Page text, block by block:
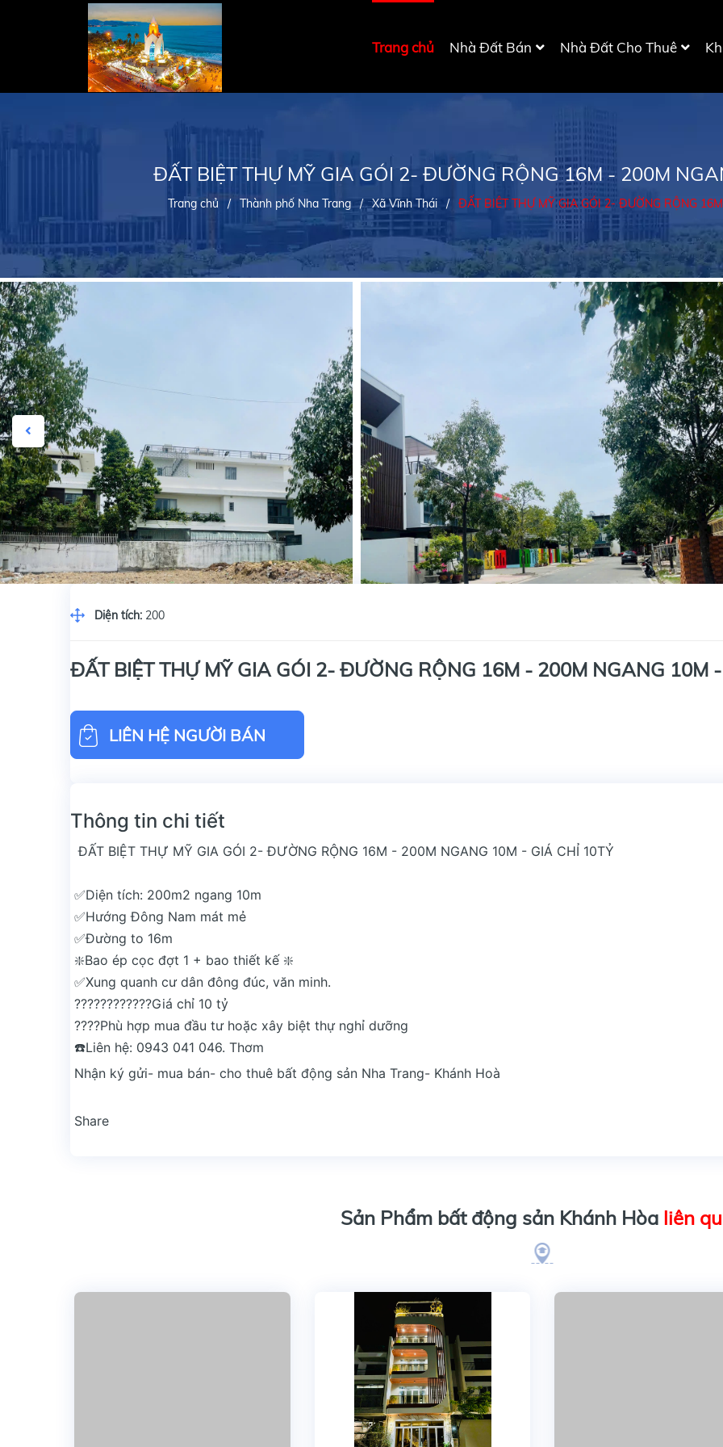
Trang chủ Nhà Đất Bán Nhà Đất Cho Thuê
ĐẤT BIỆT THỰ MỸ GIA GÓI 2- ĐƯỜNG RỘNG 16M - 200M
Trang chủ / Thành phố Nha Trang / Xã Vĩnh Thái / ĐẤT BIỆT THỰ MỸ GIA GÓI 2- ĐƯỜNG RỘNG
Diện tích: 200
ĐẤT BIỆT THỰ MỸ GIA GÓI 2- ĐƯỜNG RỘNG 16M - 200M NGANG 10M
LIÊN HỆ NGƯỜI BÁN
Thông tin chi tiết
ĐẤT BIỆT THỰ MỸ GIA GÓI 2- ĐƯỜNG RỘNG 16M - 200M NGANG 10M - GIÁ CHỈ 10TỶ
✅Diện tích: 200m2 ngang 10m
✅Hướng Đông Nam mát mẻ
✅Đường to 16m
❇️Bao ép cọc đợt 1 + bao thiết kế ❇️
✅Xung quanh cư dân đông đúc, văn minh.
????????????Giá chỉ 10 tỷ
????Phù hợp mua đầu tư hoặc xây biệt thự nghỉ dưỡng
☎️Liên hệ: 0943 041 046. Thơm
Nhận ký gửi- mua bán- cho thuê bất động sản Nha Trang- Khánh Hoà
Share
Sản Phẩm bất động sản Khánh Hòa liên